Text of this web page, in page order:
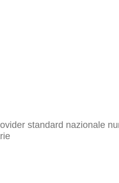
standard nazionale